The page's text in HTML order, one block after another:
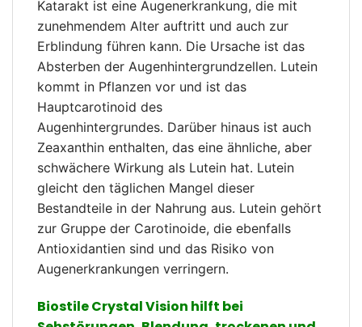
Katarakt ist eine Augenerkrankung, die mit
zunehmendem Alter auftritt und auch zur
Erblindung führen kann. Die Ursache ist das
Absterben der Augenhintergrundzellen. Lutein
kommt in Pflanzen vor und ist das
Hauptcarotinoid des
Augenhintergrundes. Darüber hinaus ist auch
Zeaxanthin enthalten, das eine ähnliche, aber
schwächere Wirkung als Lutein hat. Lutein
gleicht den täglichen Mangel dieser
Bestandteile in der Nahrung aus. Lutein gehört
zur Gruppe der Carotinoide, die ebenfalls
Antioxidantien sind und das Risiko von
Augenerkrankungen verringern.
Biostile Crystal Vision hilft bei